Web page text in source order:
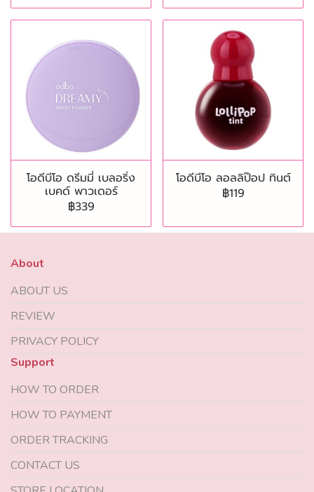
โอดีบีโอ ดรีมมี่ เบลอริ่ง
เบคด์ พาวเดอร์
฿339
โอดีบีโอ ลอลลิป๊อป ทินต์
฿119
About
ABOUT US
REVIEW
PRIVACY POLICY
Support
HOW TO ORDER
HOW TO PAYMENT
ORDER TRACKING
CONTACT US